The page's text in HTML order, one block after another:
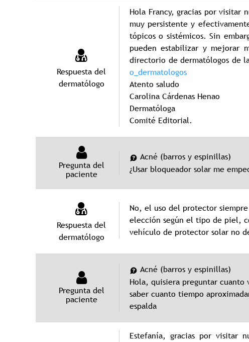
Respuesta del
dermatólogo
Hola Francy, gracias por visitar
muy persistente y
tópicos o sistémicos. Sin
pueden estabilizar y mejorar
directorio de dermatólogos de
o_dermatologos
Atento saludo
Carolina Cárdenas Henao
Dermatóloga
Comité Editorial.
Pregunta del
paciente
Acné (barros y espinillas)
¿Usar bloqueador solar me
Respuesta del
dermatólogo
No, el uso del protector
elección según el tipo de piel,
vehículo de protector solar no
Pregunta del
paciente
Acné (barros y espinillas)
Hola, quisiera preguntar cuanto
saber cuanto tiempo
espalda
Estefanía, gracias por visitar